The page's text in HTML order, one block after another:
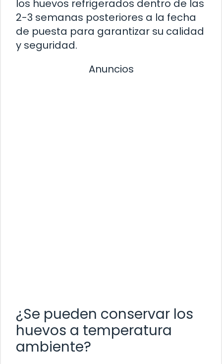
los huevos refrigerados dentro de las
2-3 semanas posteriores a la fecha
de puesta para garantizar su calidad
y seguridad.
Anuncios
¿Se pueden conservar los
huevos a temperatura
ambiente?